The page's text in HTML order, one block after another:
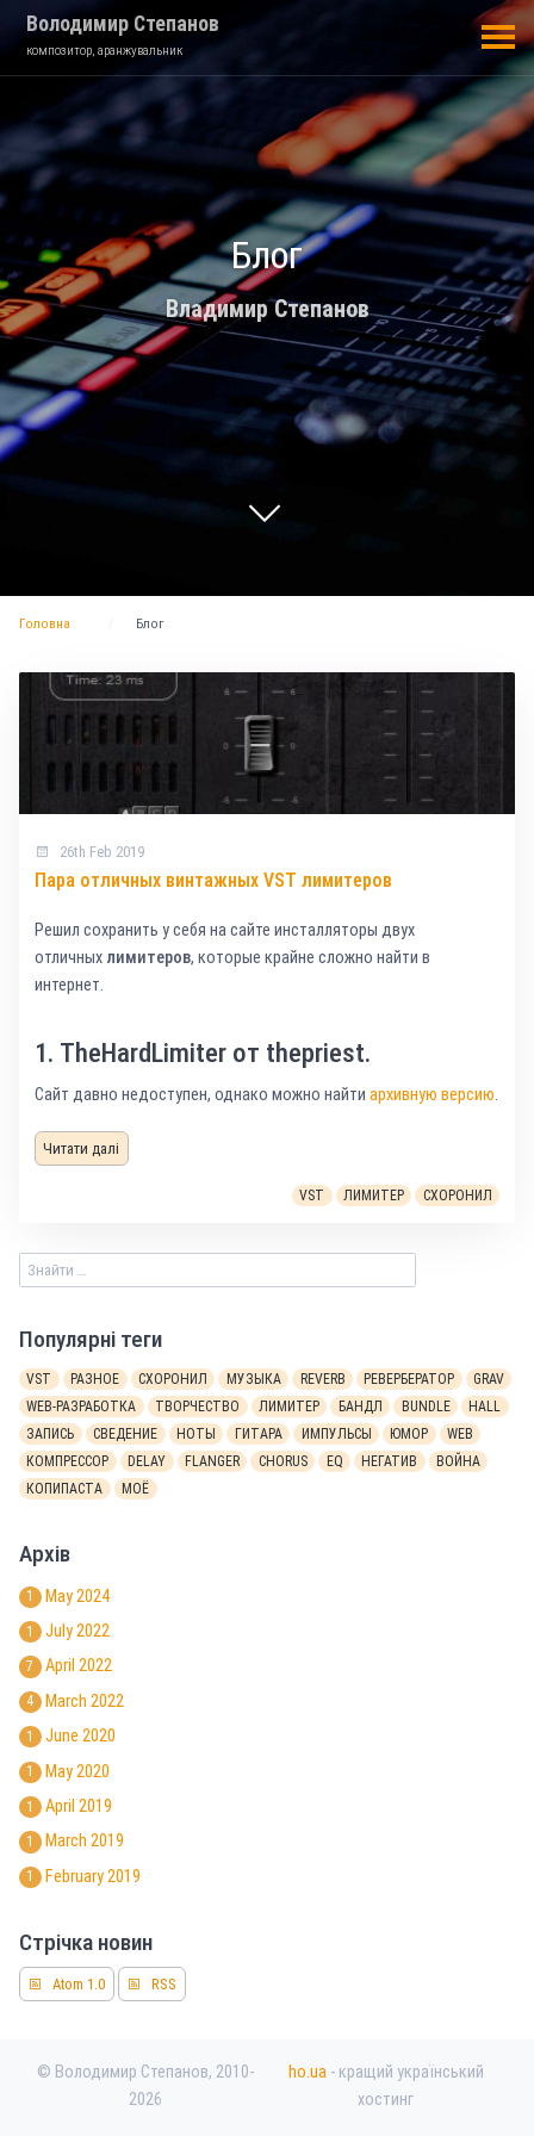
Володимир Степанов
композитор, аранжувальник
Блог
Владимир Степанов
Головна Блог
26th Feb 2019
Пара отличных винтажных VST лимитеров
Решил сохранить у себя на сайте инсталляторы двух
отличных лимитеров, которые крайне сложно найти в
интернет.
1. TheHardLimiterот thepriest.
Сайт давно недоступен, однако можно найти архивную версию.
Читати далі
VST ЛИМИТЕР СХОРОНИЛ
Популярні теги
VST РАЗНОЕ СХОРОНИЛ МУЗЫКА REVERB РЕВЕРБЕРАТОР
GRAV
WEB-РАЗРАБОТКА
ТВОРЧЕСТВО ЛИМИТЕР БАНДЛ BUNDLE
HALL
ЗАПИСЬ
СВЕДЕНИЕ НОТЫ ГИТАРА ИМПУЛЬСЫ ЮМОР
WEB
КОМПРЕССОР
DELAY FLANGER CHORUS EQ НЕГАТИВ
ВОЙНА
КОПИПАСТА
МОЁ
Архів
1 May 2024
1 July 2022
7 April 2022
4 March 2022
1 June 2020
1 May 2020
1 April 2019
1 March 2019
1 February 2019
Стрічка новин
Atom 1.0 RSS
© Володимир Степанов, 2010-
2026
ho.ua- кращий український
хостинг